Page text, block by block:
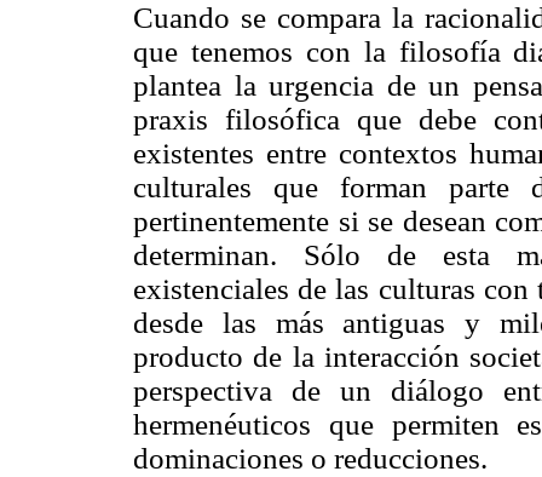
Cuando se compara la
que tenemos con la filosofía
plantea la urgencia de un
praxis filosófica que debe
existentes entre contextos
culturales que forman parte
pertinentemente si se desean
determinan. Sólo de esta
existenciales de las culturas
desde las más antiguas y
producto de la interacción
perspectiva de un diálogo
hermenéuticos que permiten
dominaciones o reducciones.